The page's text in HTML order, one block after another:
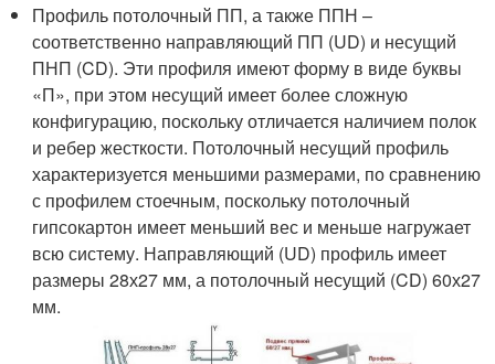
Профиль потолочный ПП, а также ППН –
соответственно направляющий ПП (UD) и несущий
ПНП (CD). Эти профиля имеют форму в виде буквы
«П», при этом несущий имеет более сложную
конфигурацию, поскольку отличается наличием полок
и ребер жесткости. Потолочный несущий профиль
характеризуется меньшими размерами, по сравнению
с профилем стоечным, поскольку потолочный
гипсокартон имеет меньший вес и меньше нагружает
всю систему. Направляющий (UD) профиль имеет
размеры 28х27 мм, а потолочный несущий (CD) 60х27
мм.